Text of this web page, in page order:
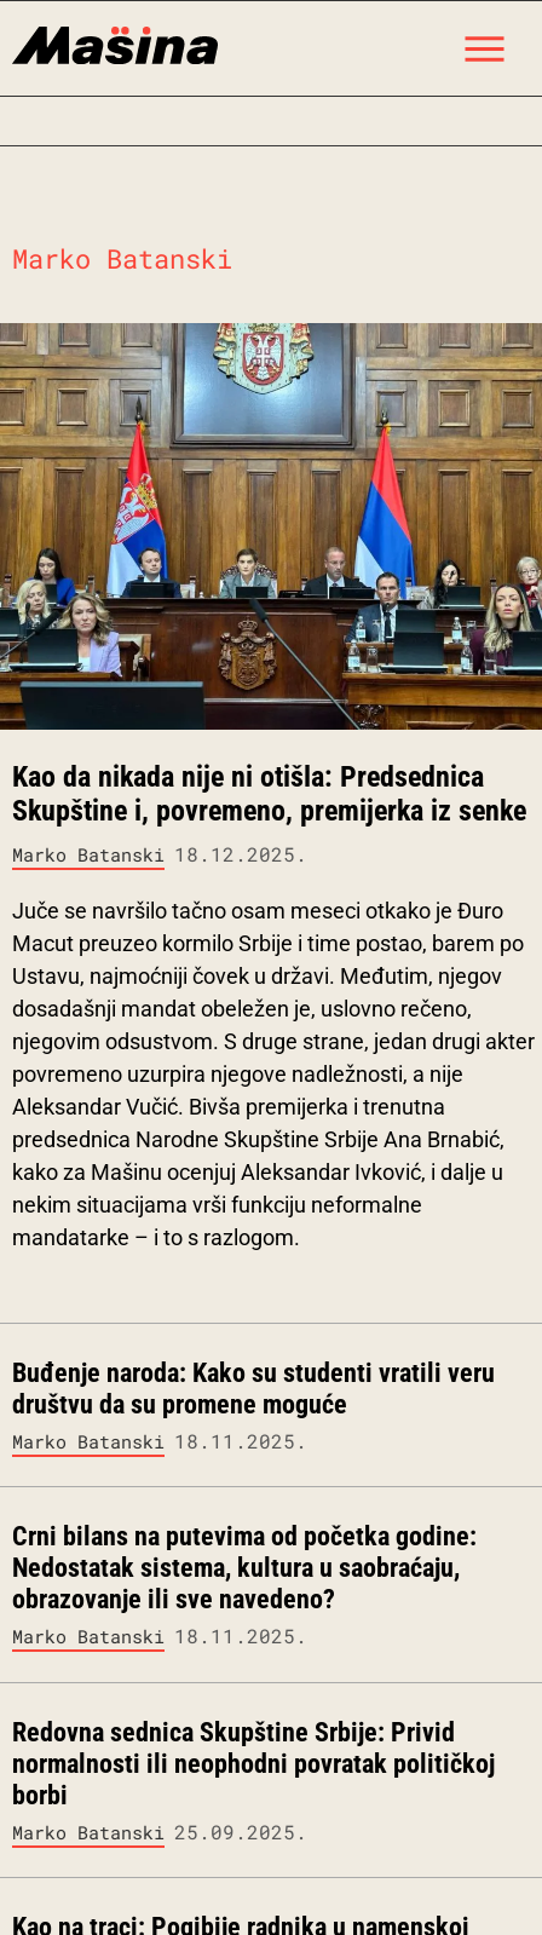
Marko Batanski
Kao da nikada nije ni otišla: Predsednica
Skupštine i, povremeno, premijerka iz senke
Marko Batanski 18.12.2025.
Juče se navršilo tačno osam meseci otkako je Đuro
Macut preuzeo kormilo Srbije i time postao, barem po
Ustavu, najmoćniji čovek u državi. Međutim, njegov
dosadašnji mandat obeležen je, uslovno rečeno,
njegovim odsustvom. S druge strane, jedan drugi akter
povremeno uzurpira njegove nadležnosti, a nije
Aleksandar Vučić. Bivša premijerka i trenutna
predsednica Narodne Skupštine Srbije Ana Brnabić,
kako za Mašinu ocenjuj Aleksandar Ivković, i dalje u
nekim situacijama vrši funkciju neformalne
mandatarke – i to s razlogom.
Buđenje naroda: Kako su studenti vratili veru
društvu da su promene moguće
Marko Batanski 18.11.2025.
Crni bilans na putevima od početka godine:
Nedostatak sistema, kultura u saobraćaju,
obrazovanje ili sve navedeno?
Marko Batanski 18.11.2025.
Redovna sednica Skupštine Srbije: Privid
normalnosti ili neophodni povratak političkoj
borbi
Marko Batanski 25.09.2025.
Kao na traci: Pogibije radnika u namenskoj